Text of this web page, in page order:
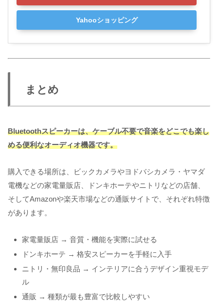
Yahooショッピング
まとめ
Bluetoothスピーカーは、ケーブル不要で音楽をどこでも楽し
める便利なオーディオ機器です。
購入できる場所は、ビックカメラやヨドバシカメラ・ヤマダ
電機などの家電量販店、ドンキホーテやニトリなどの店舗、
そしてAmazonや楽天市場などの通販サイトで、それぞれ特徴
があります。
家電量販店 → 音質・機能を実際に試せる
ドンキホーテ → 格安スピーカーを手軽に入手
ニトリ・無印良品 → インテリアに合うデザイン重視モデ
ル
通販 → 種類が最も豊富で比較しやすい